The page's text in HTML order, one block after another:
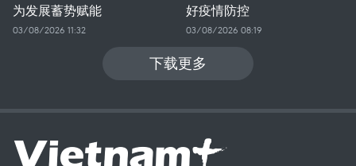
为发展蓄势赋能
03/08/2026 11:32
好疫情防控
03/08/2026 08:19
下载更多